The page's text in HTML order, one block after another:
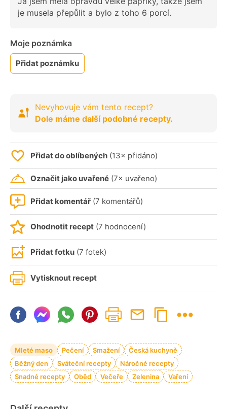
je musela přepůlit a bylo z toho 6 porcí.
Moje poznámka
Přidat poznámku
Nevyhovuje vám tento recept?
Dole máme další podobné recepty.
Přidat do oblíbených (13× přidáno)
Označit jako uvařené (7× uvařeno)
Přidat komentář (7 komentářů)
Ohodnotit recept (7 hodnocení)
Přidat fotku (7 fotek)
Vytisknout recept
Mleté maso Pečení Smažení
Česká kuchyně
Běžný den
Sváteční recepty
Náročné recepty
Snadné recepty
Oběd Večeře Zelenina Vaření